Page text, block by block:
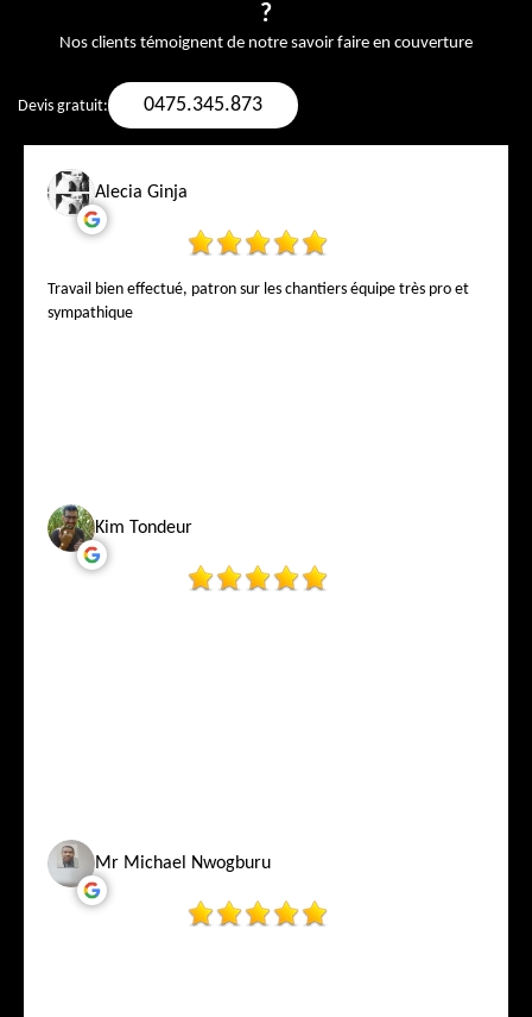
?
Nos clients témoignent de notre savoir faire en couverture
Devis gratuit: 0475.345.873
Alecia Ginja
Travail bien effectué, patron sur les chantiers équipe très pro et
sympathique
Kim Tondeur
Mr Michael Nwogburu